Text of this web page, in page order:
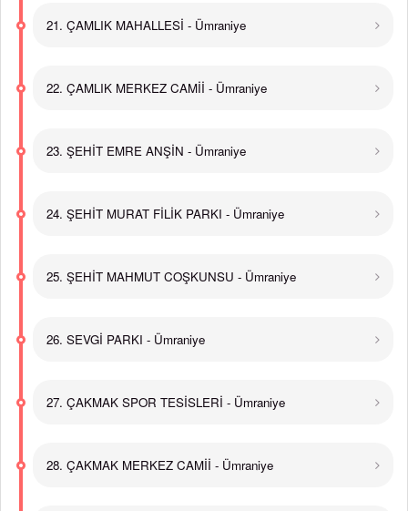
21. ÇAMLIK MAHALLESİ - Ümraniye
22. ÇAMLIK MERKEZ CAMİİ - Ümraniye
23. ŞEHİT EMRE ANŞİN - Ümraniye
24. ŞEHİT MURAT FİLİK PARKI - Ümraniye
25. ŞEHİT MAHMUT COŞKUNSU - Ümraniye
26. SEVGİ PARKI - Ümraniye
27. ÇAKMAK SPOR TESİSLERİ - Ümraniye
28. ÇAKMAK MERKEZ CAMİİ - Ümraniye